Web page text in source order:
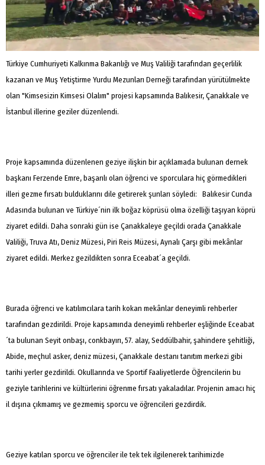
Türkiye Cumhuriyeti Kalkınma Bakanlığı ve Muş Valiliği tarafından geçerlilik
kazanan ve Muş Yetiştirme Yurdu Mezunları Derneği tarafından yürütülmekte
olan "Kimsesizin Kimsesi Olalım" projesi kapsamında Balıkesir, Çanakkale ve
İstanbul illerine geziler düzenlendi.
Proje kapsamında düzenlenen geziye ilişkin bir açıklamada bulunan dernek
başkanı Ferzende Emre, başarılı olan öğrenci ve sporculara hiç görmedikleri
illeri gezme fırsatı bulduklarını dile getirerek şunları söyledi: Balıkesir Cunda
Adasında bulunan ve Türkiye´nin ilk boğaz köprüsü olma özelliği taşıyan köprü
ziyaret edildi. Daha sonraki gün ise Çanakkaleye geçildi orada Çanakkale
Valiliği, Truva Atı, Deniz Müzesi, Piri Reis Müzesi, Aynalı Çarşı gibi mekânlar
ziyaret edildi. Merkez gezildikten sonra Eceabat´a geçildi.
Burada öğrenci ve katılımcılara tarih kokan mekânlar deneyimli rehberler
tarafından gezdirildi. Proje kapsamında deneyimli rehberler eşliğinde Eceabat
´ta bulunan Seyit onbaşı, conkbayırı, 57. alay, Seddülbahir, şahindere şehitliği,
Abide, meçhul asker, deniz müzesi, Çanakkale destanı tanıtım merkezi gibi
tarihi yerler gezdirildi. Okullarında ve Sportif Faaliyetlerde Öğrencilerin bu
geziyle tarihlerini ve kültürlerini öğrenme fırsatı yakaladılar. Projenin amacı hiç
il dışına çıkmamış ve gezmemiş sporcu ve öğrencileri gezdirdik.
Geziye katılan sporcu ve öğrenciler ile tek tek ilgilenerek tarihimizde